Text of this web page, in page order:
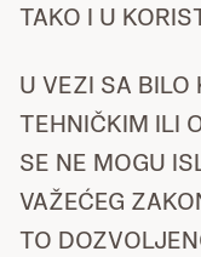
TAKO I U
U VEZI SA
TEHNIČKIM ILI
SE NE MOGU
VAŽEĆEG
TO